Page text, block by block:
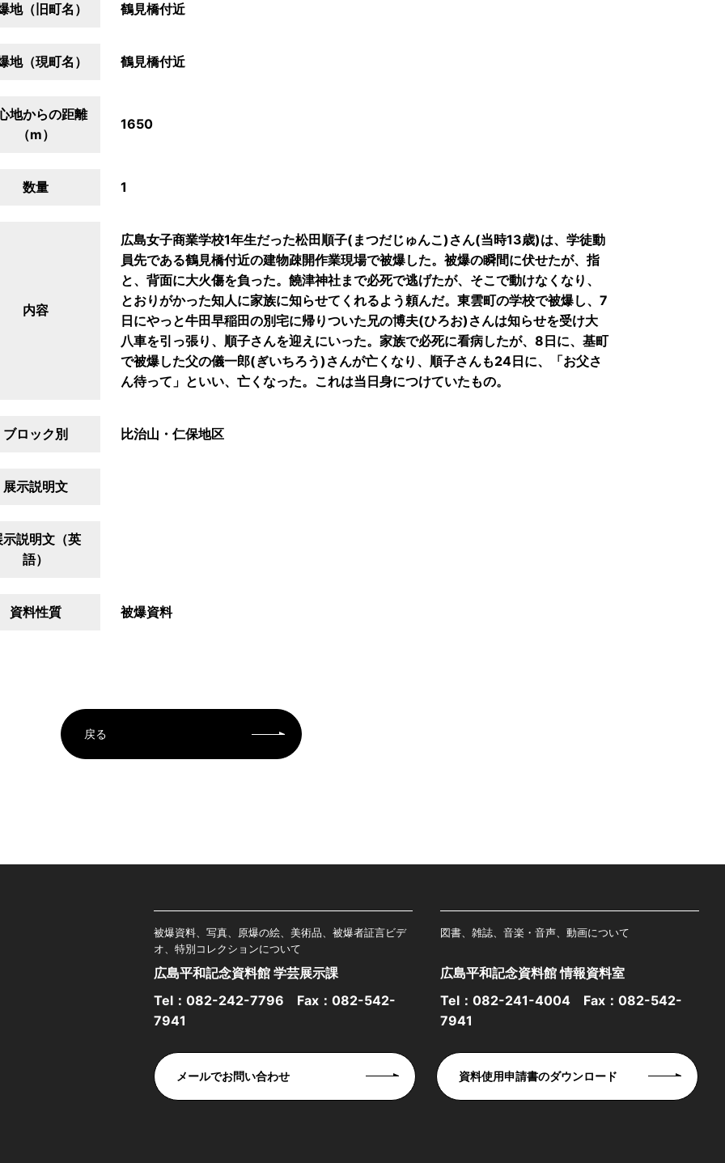
地（旧町名） 鶴見橋付近
地（現町名） 鶴見橋付近
地からの距離
（m）
1650
数量 1
内容
広島女子商業学校1年生だった松田順子(まつだじゅんこ)さん(当時13歳)は、学徒動
員先である鶴見橋付近の建物疎開作業現場で被爆した。被爆の瞬間に伏せたが、指
と、背面に大火傷を負った。饒津神社まで必死で逃げたが、そこで動けなくなり、
とおりがかった知人に家族に知らせてくれるよう頼んだ。東雲町の学校で被爆し、7
日にやっと牛田早稲田の別宅に帰りついた兄の博夫(ひろお)さんは知らせを受け大
八車を引っ張り、順子さんを迎えにいった。家族で必死に看病したが、8日に、基町
で被爆した父の儀一郎(ぎいちろう)さんが亡くなり、順子さんも24日に、「お父さ
ん待って」といい、亡くなった。これは当日身につけていたもの。
ブロック別 比治山・仁保地区
展示説明文
示説明文（英
語）
資料性質 被爆資料
戻る
被爆資料、写真、原爆の絵、美術品、被爆者証言ビデ
オ、特別コレクションについて
広島平和記念資料館 学芸展示課
Tel： 082-242-7796 Fax：082-542-
7941
図書、雑誌、音楽・音声、動画について
広島平和記念資料館 情報資料室
Tel： 082-241-4004 Fax：082-542-
7941
メールでお問い合わせ 資料使用申請書のダウンロード